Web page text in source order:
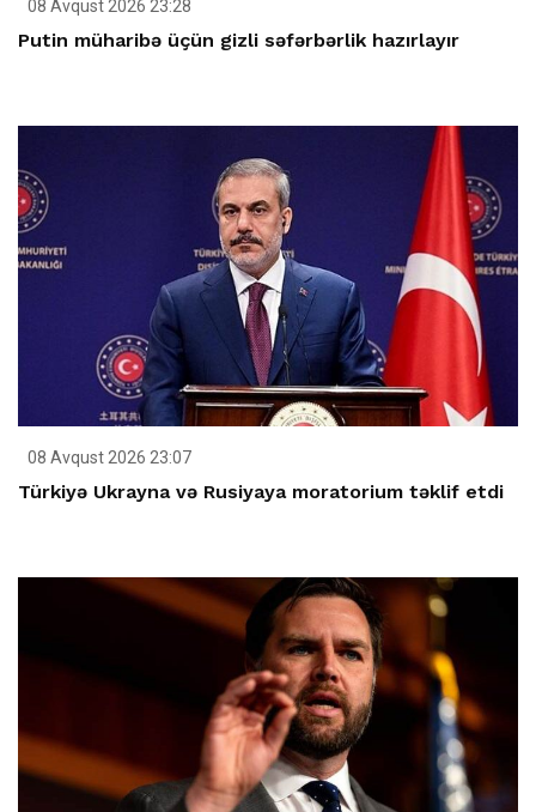
08 Avqust 2026 23:28
Putin müharibə üçün gizli səfərbərlik hazırlayır
08 Avqust 2026 23:07
Türkiyə Ukrayna və Rusiyaya moratorium təklif etdi